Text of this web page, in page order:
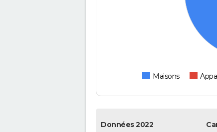
Maisons
Données 2022